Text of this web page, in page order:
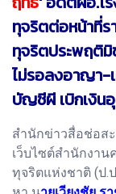
ทุจริตต่อหน้าที่
ทุจริตประพฤติ
ไม่รอลงอาญา-
บัญชีผี เบิกเงิน
สำนักข่าวสื่อช่อส
เว็บไซต์สำนักงา
ทุจริตแห่งชาติ (ป.